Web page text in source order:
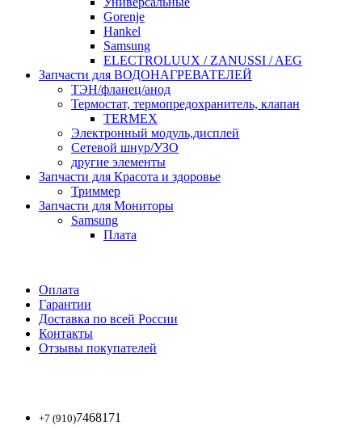
Gorenje
Hankel
Samsung
ELECTROLUUX / ZANUSSI / AEG
Запчасти для ВОДОНАГРЕВАТЕЛЕЙ
ТЭН/фланец/анод
Термостат, термопредохранитель, клапан
TERMEX
Электронный модуль,дисплей
Сетевой шнур/УЗО
другие элементы
Запчасти для Красота и здоровье
Триммер
Запчасти для Мониторы
Samsung
Плата
Оплата
Гарантии
Доставка по всей России
Контакты
Отзывы покупателей
+7 (910)7468171